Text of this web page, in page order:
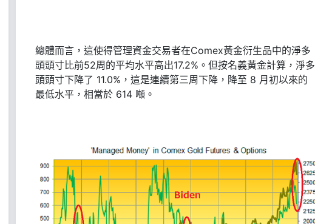
總體而言，這使得管理資金交易者在Comex黃金衍生品中的淨多
頭頭寸比前52周的平均水平高出17.2%。但按名義黃金計算，淨多
頭頭寸下降了 11.0%，這是連續第三周下降，降至 8 月初以來的
最低水平，相當於 614 噸。